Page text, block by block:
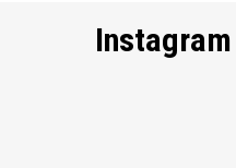
Instagram